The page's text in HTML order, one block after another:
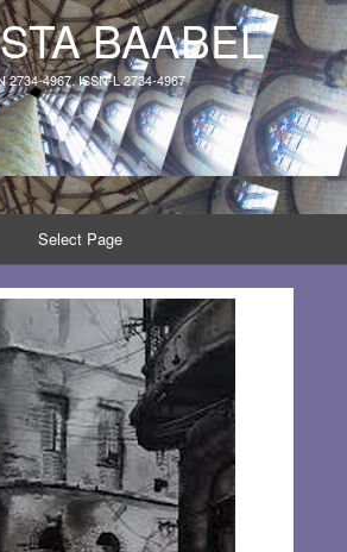
BAABEL
2734-4967, ISSN-L 2734-4967
Select Page